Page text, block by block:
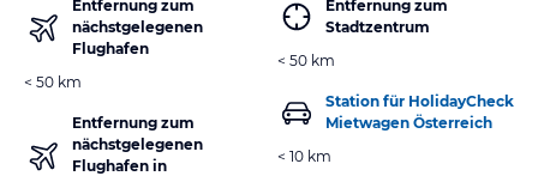
Entfernung zum
nächstgelegenen
Flughafen
< 50 km
Entfernung zum
nächstgelegenen
Flughafen in
Entfernung zum
Stadtzentrum
< 50 km
Station für HolidayCheck
Mietwagen Österreich
< 10 km